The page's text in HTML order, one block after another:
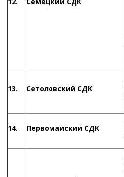
13. Сетоловский СДК
14. Первомайский СДК